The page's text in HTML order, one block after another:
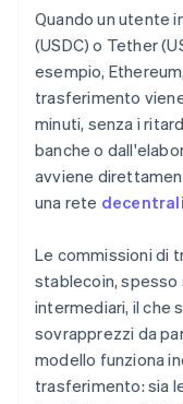
Quando un utente
(USDC) o Tether
esempio,
trasferimento
minuti, senza i
banche o
avviene
una rete
Le commissioni di
stablecoin, spesso
intermediari, il che
sovrapprezzi da
modello funziona
trasferimento: sia